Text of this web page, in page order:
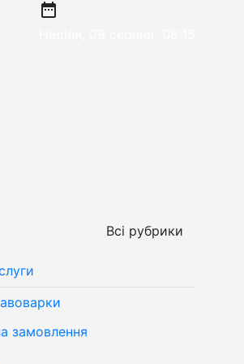
date_range
Всі рубрики
замовлення